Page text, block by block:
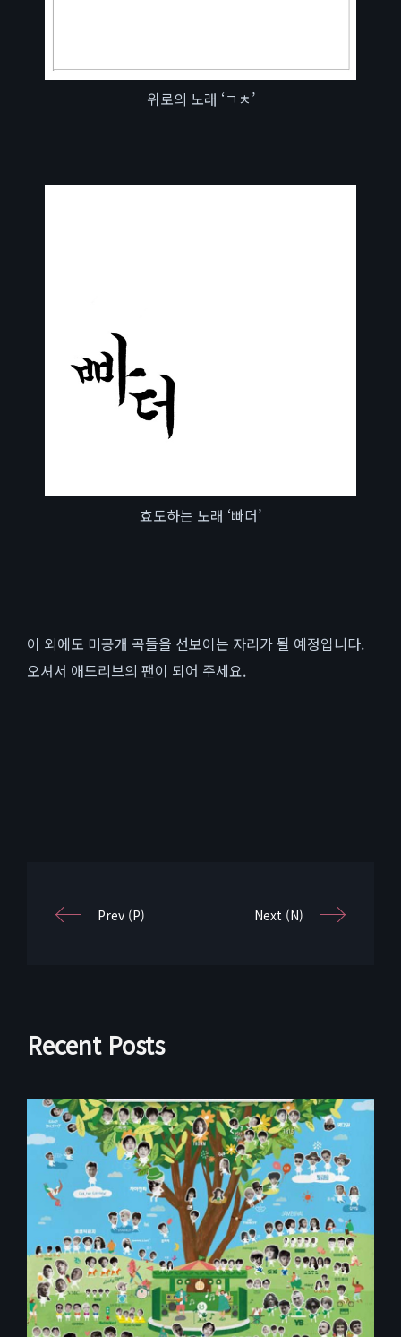
위로의 노래 ‘ㄱㅊ’
효도하는 노래 ‘빠더’
이 외에도 미공개 곡들을 선보이는 자리가 될 예정입니다.
오셔서 애드리브의 팬이 되어 주세요.
Prev (P) Next (N)
Recent Posts